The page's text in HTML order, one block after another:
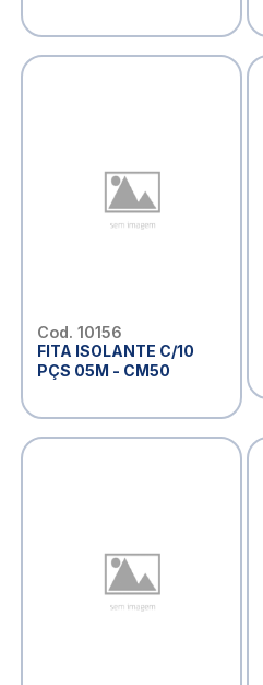
Cod. 10156
FITA ISOLANTE C/10
PÇS 05M - CM50